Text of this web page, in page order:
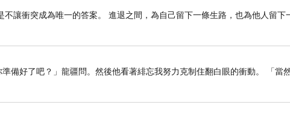
讓衝突成為唯一的答案。 進退之間，為自己留下一條生路，也為他人留下
備好了吧？」龍疆問。然後他看著緋忘我努力克制住翻白眼的衝動。 「當